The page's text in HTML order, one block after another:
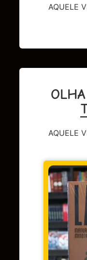
AQUELE
AQUELE